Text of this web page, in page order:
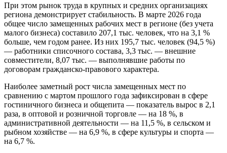
При этом рынок труда в крупных и средних организациях
региона демонстрирует стабильность. В марте 2026 года
общее число замещенных рабочих мест в регионе (без учета
малого бизнеса) составило 207,1 тыс. человек, что на 3,1 %
больше, чем годом ранее. Из них 195,7 тыс. человек (94,5 %)
— работники списочного состава, 3,3 тыс. — внешние
совместители, 8,07 тыс. — выполнявшие работы по
договорам гражданско-правового характера.
Наиболее заметный рост числа замещенных мест по
сравнению с мартом прошлого года зафиксирован в сфере
гостиничного бизнеса и общепита — показатель вырос в 2,1
раза, в оптовой и розничной торговле — на 18 %, в
административной деятельности — на 11,5 %, в сельском и
рыбном хозяйстве — на 6,9 %, в сфере культуры и спорта —
на 6,7 %.